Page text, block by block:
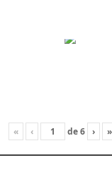
« ‹ de6 › »